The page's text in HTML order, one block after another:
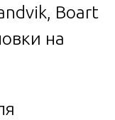
Boart
на